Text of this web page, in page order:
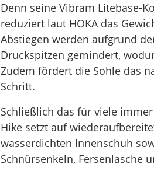
Denn seine Vibram Litebase-
reduziert laut HOKA das
Abstiegen werden aufgrund
Druckspitzen gemindert,
Zudem fördert die Sohle das
Schritt.
Schließlich das für viele
Hike setzt auf
wasserdichten Innenschuh
Schnürsenkeln, Fersenlasche